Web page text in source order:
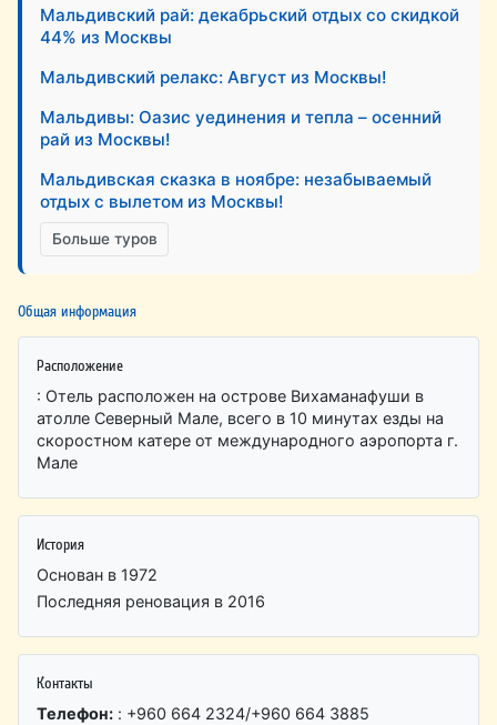
Мальдивский рай: декабрьский отдых со скидкой
44% из Москвы
Мальдивский релакс: Август из Москвы!
Мальдивы: Оазис уединения и тепла – осенний
рай из Москвы!
Мальдивская сказка в ноябре: незабываемый
отдых с вылетом из Москвы!
Больше туров
Общая информация
Расположение
: Отель расположен на острове Вихаманафуши в
атолле Северный Мале, всего в 10 минутах езды на
скоростном катере от международного аэропорта г.
Мале
История
Основан в 1972
Последняя реновация в 2016
Контакты
Телефон: : +960 664 2324/+960 664 3885